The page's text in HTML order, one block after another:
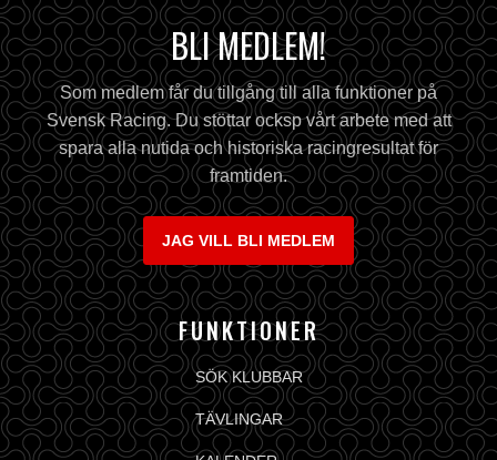
BLI MEDLEM!
Som medlem får du tillgång till alla funktioner på
Svensk Racing. Du stöttar ocksp vårt arbete med att
spara alla nutida och historiska racingresultat för
framtiden.
JAG VILL BLI MEDLEM
FUNKTIONER
SÖK KLUBBAR
TÄVLINGAR